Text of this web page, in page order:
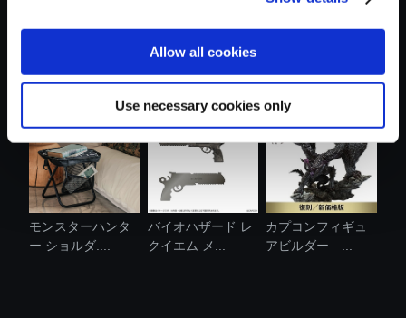
Allow all cookies
Use necessary cookies only
モンスターハンタ
モンスターハンタ
ー ショルダ....
バイオハザード レ
クイエム メ...
カプコンフィギュ
アビルダー ...